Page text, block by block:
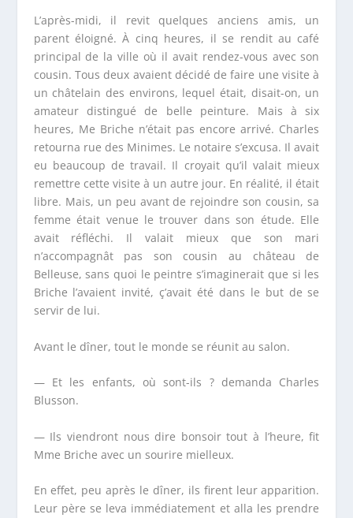
L’après-midi, il revit quelques anciens amis, un
parent éloigné. À cinq heures, il se rendit au café
principal de la ville où il avait rendez-vous avec son
cousin. Tous deux avaient décidé de faire une visite à
un châtelain des environs, lequel était, disait-on, un
amateur distingué de belle peinture. Mais à six
heures, Me Briche n’était pas encore arrivé. Charles
retourna rue des Minimes. Le notaire s’excusa. Il avait
eu beaucoup de travail. Il croyait qu’il valait mieux
remettre cette visite à un autre jour. En réalité, il était
libre. Mais, un peu avant de rejoindre son cousin, sa
femme était venue le trouver dans son étude. Elle
avait réfléchi. Il valait mieux que son mari
n’accompagnât pas son cousin au château de
Belleuse, sans quoi le peintre s’imaginerait que si les
Briche l’avaient invité, ç’avait été dans le but de se
servir de lui.
Avant le dîner, tout le monde se réunit au salon.
— Et les enfants, où sont-ils ? demanda Charles
Blusson.
— Ils viendront nous dire bonsoir tout à l’heure, fit
Mme Briche avec un sourire mielleux.
En effet, peu après le dîner, ils firent leur apparition.
Leur père se leva immédiatement et alla les prendre